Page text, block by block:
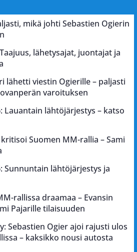
mikä johti Sebastien Ogierin
lähetysajat, juontajat ja
lähetti viestin Ogierille – paljasti
varoituksen
Lauantain lähtöjärjestys – katso
Suomen MM-rallia – Sami
Sunnuntain lähtöjärjestys ja
rallissa draamaa – Evansin
Pajarille tilaisuuden
Sebastien Ogier ajoi rajusti ulos
– kaksikko nousi autosta